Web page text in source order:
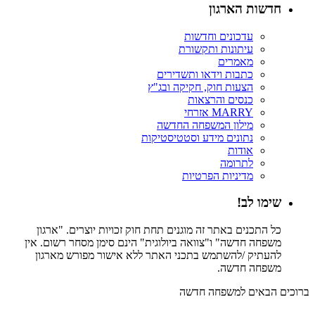
חדשות הארגון
עדכונים וחדשות
עיתונות ותקשורת
מאמרים
כתבות וידאו ותשדירים
הצעות חוק, חקיקה ובג"ץ
כנסים והרצאות
MARRY אזרחי
מילון המשפחה החדשה
נתונים מידע וסטטיסטיקות
אודות
לתרומה
מדיניות הפרטיות
שימו לב!
כל התכנים באתר זה מוגנים תחת חוק זכויות יוצרים. "ארגון
משפחה חדשה" ו"צוואה ביולוגית" הינם סימן מסחר רשום. אין
להעתיק /להשתמש בתכני האתר ללא אישור מפורש מארגון
משפחה חדשה.
ברוכים הבאים למשפחה חדשה